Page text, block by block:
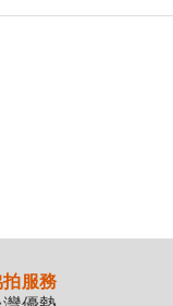
服務